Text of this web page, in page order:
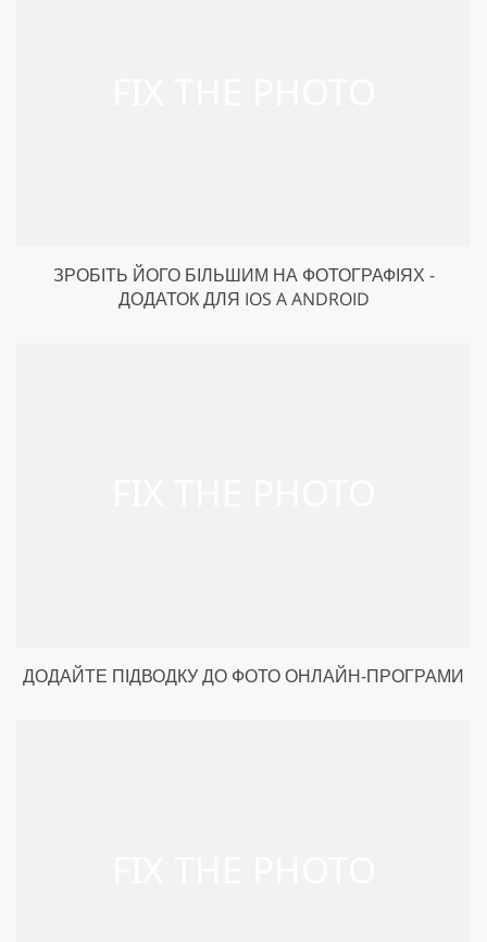
ЗРОБІТЬ ЙОГО БІЛЬШИМ НА ФОТОГРАФІЯХ -
ДОДАТОК ДЛЯ IOS A ANDROID
ДОДАЙТЕ ПІДВОДКУ ДО ФОТО ОНЛАЙН-ПРОГРАМИ